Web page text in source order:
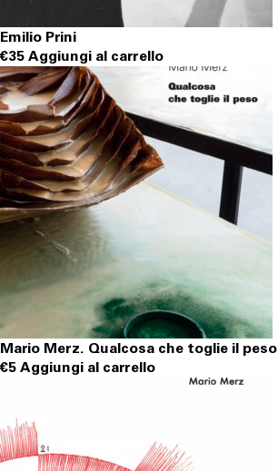
Emilio Prini
€35 Aggiungi al carrello
Mario Merz. Qualcosa che toglie il peso
€5 Aggiungi al carrello